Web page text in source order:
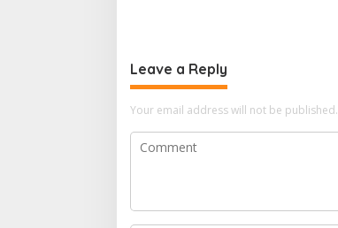
Leave a Reply
Your email address will not be published.